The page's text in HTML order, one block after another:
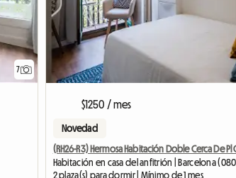
7
$1250 / mes
Novedad
(RH26-R3) Hermosa Habitación Doble Cerca De Pl
Habitación en casa del anfitrión | Barcelona
2 plaza(s) para dormir | Mínimo de 1 mes